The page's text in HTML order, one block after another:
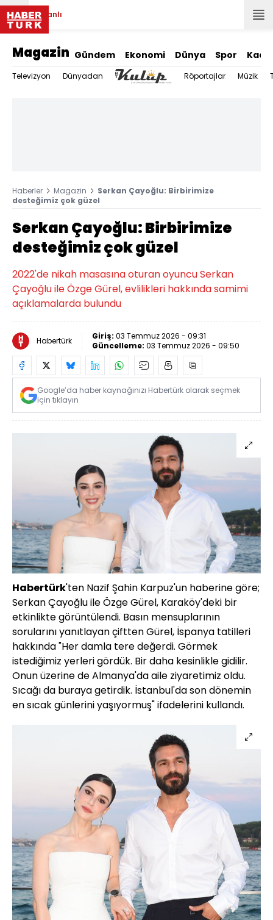
Canlı
Magazin Gündem Ekonomi Dünya Spor
Televizyon Dünyadan Röportajlar Müzik
Haberler Magazin
Serkan Çayoğlu: Birbirimize
desteğimiz çok güzel
Serkan Çayoğlu: Birbirimize
desteğimiz çok güzel
2022'de nikah masasına oturan oyuncu Serkan
Çayoğlu ile Özge Gürel, evlilikleri hakkında samimi
açıklamalarda bulundu
Habertürk Giriş: 03 Temmuz 2026 - 09:31
Güncelleme: 03 Temmuz 2026 - 09:50
Google’da haber kaynağınızı Habertürk olarak seçmek
için tıklayın
Habertürk'ten Nazif Şahin Karpuz'un haberine göre;
Serkan Çayoğlu ile Özge Gürel, Karaköy'deki bir
etkinlikte görüntülendi. Basın mensuplarının
sorularını yanıtlayan çiftten Gürel, İspanya tatilleri
hakkında "Her damla tere değerdi. Görmek
istediğimiz yerleri gördük. Bir daha kesinlikle gidilir.
Onun üzerine de Almanya'da aile ziyaretimiz oldu.
Sıcağı da buraya getirdik. İstanbul'da son dönemin
en sıcak günlerini yaşıyormuş" ifadelerini kullandı.